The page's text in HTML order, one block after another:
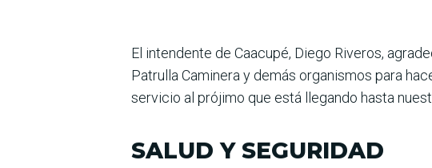
El intendente de Caacupé, Diego Riveros,
Patrulla Caminera y demás organismos para
servicio al prójimo que está llegando hasta
SALUD Y SEGURIDAD